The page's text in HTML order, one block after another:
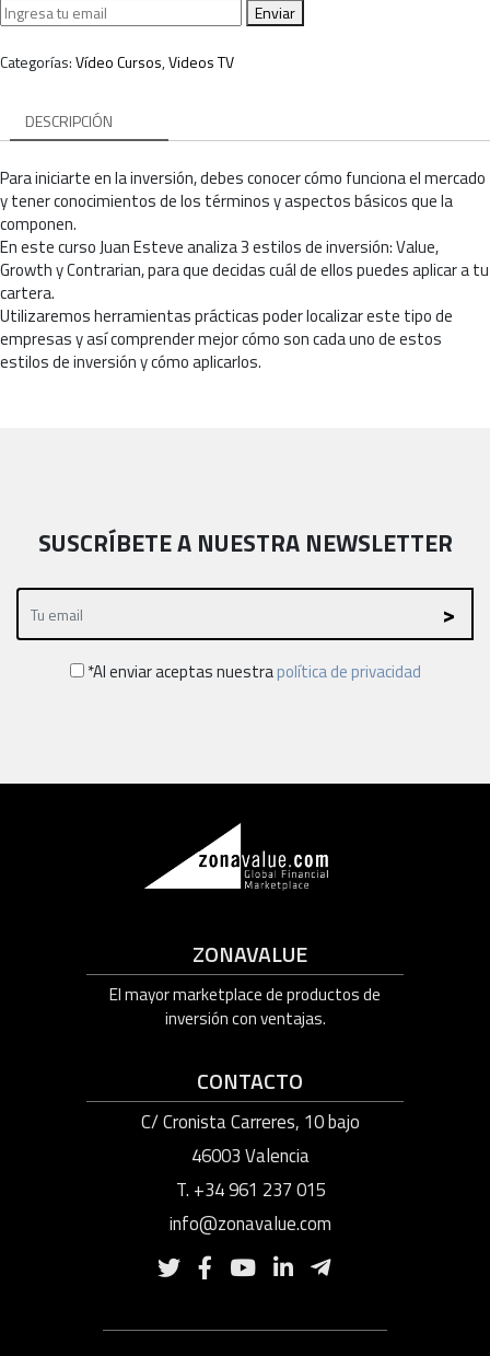
Enviar
Categorías:Vídeo Cursos,Videos TV
DESCRIPCIÓN
Para iniciarte en la inversión, debes conocer cómo funciona el mercado
y tener conocimientos de los términos y aspectos básicos que la
componen.
En este curso Juan Esteve analiza 3 estilos de inversión: Value,
Growth y Contrarian, para que decidas cuál de ellos puedes aplicar a tu
cartera.
Utilizaremos herramientas prácticas poder localizar este tipo de
empresas y así comprender mejor cómo son cada uno de estos
estilos de inversión y cómo aplicarlos.
SUSCRÍBETE A NUESTRA NEWSLETTER
*Al enviar aceptas nuestrapolítica de privacidad
ZONAVALUE
El mayor marketplace de productos de
inversión con ventajas.
CONTACTO
C/ Cronista Carreres, 10 bajo
46003 Valencia
T. +34 961 237 015
info@zonavalue.com